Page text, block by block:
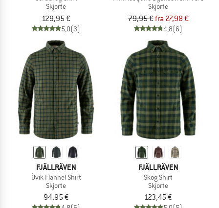
Skjorte
129,95 €
5,0(3)
Skjorte
79,95 €fra 27,98 €
4,8(6)
FJÄLLRÄVEN
Övik Flannel Shirt
Skjorte
94,95 €
FJÄLLRÄVEN
Skog Shirt
Skjorte
123,45 €